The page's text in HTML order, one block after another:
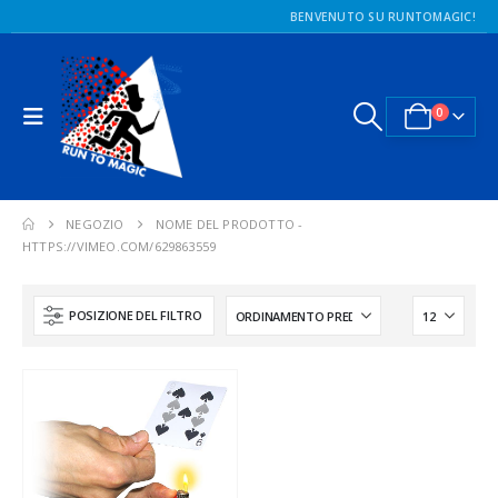
BENVENUTO SU RUNTOMAGIC!
0
NEGOZIO
NOME DEL PRODOTTO -
HTTPS://VIMEO.COM/629863559
POSIZIONE DEL FILTRO